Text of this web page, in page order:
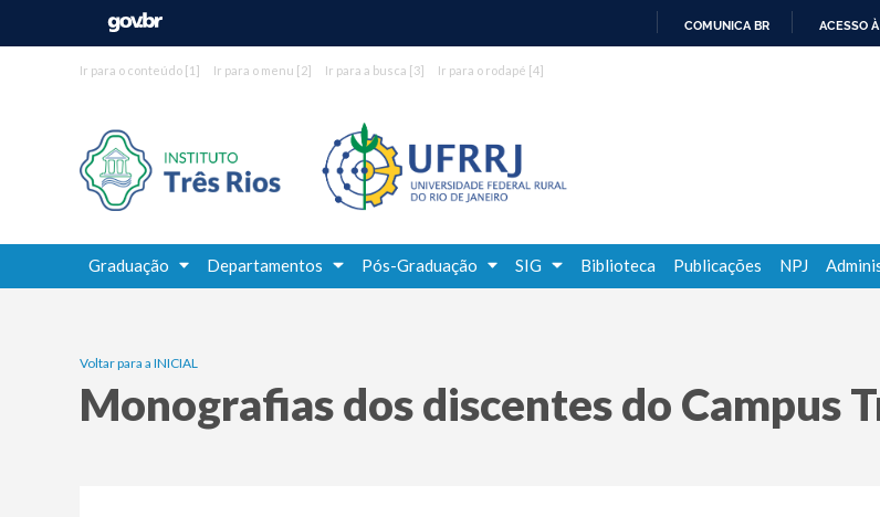
COMUNICA BR ACESSO
Ir para o conteúdo [1] Ir para o menu [2] Ir para a busca [3] Ir para o rodapé [4]
Graduação Departamentos Pós-Graduação SIG Biblioteca Publicações NPJ
Voltar para a INICIAL
Monografias dos discentes do Campus